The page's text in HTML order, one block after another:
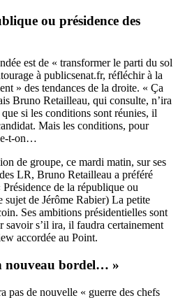
ou présidence des
est de « transformer le parti du sol
à publicsenat.fr, réfléchir à la
» des tendances de la droite. « Ça
Bruno Retailleau, qui consulte, n’ira
si les conditions sont réunies, il
Mais les conditions, pour
t-on…
de groupe, ce mardi matin, sur ses
LR, Bruno Retailleau a préféré
de la république ou
de Jérôme Rabier) La petite
Ses ambitions présidentielles sont
savoir s’il ira, il faudra certainement
accordée au Point.
nouveau bordel… »
pas de nouvelle « guerre des chefs